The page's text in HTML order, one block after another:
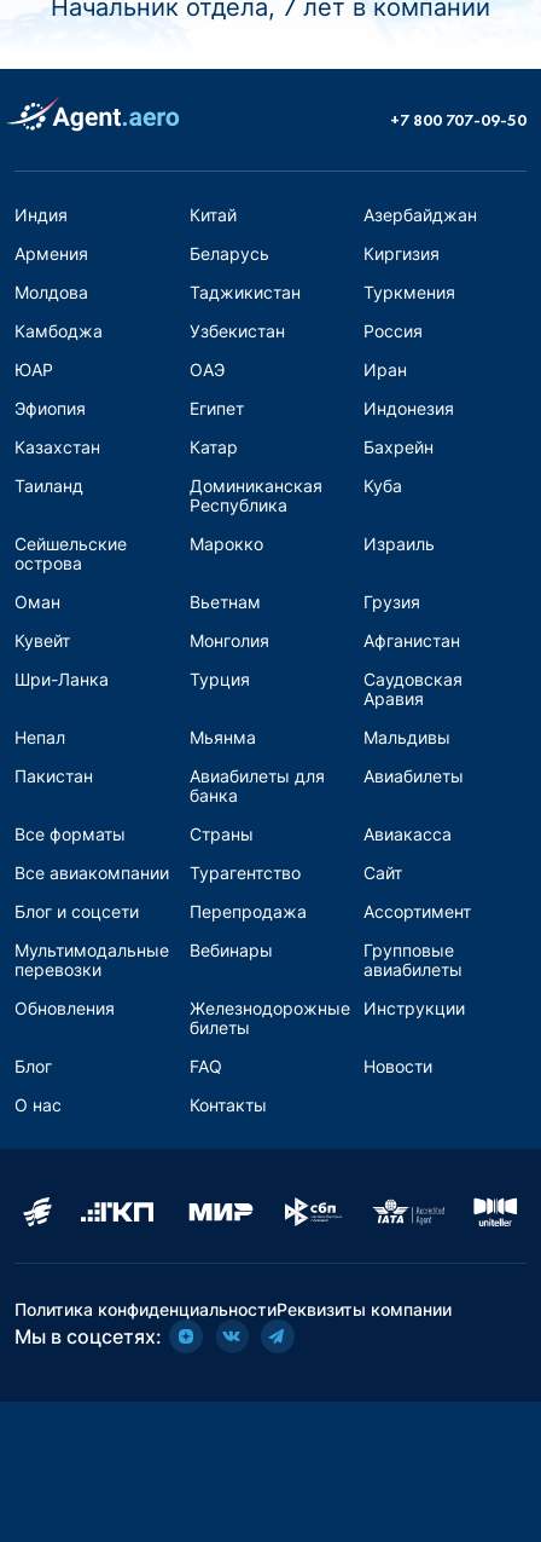
Начальник отдела, 7 лет в компании
+7 800 707-09-50
Индия Китай
Азербайджан
Армения
Беларусь
Киргизия
Молдова
Таджикистан
Туркмения
Камбоджа
Узбекистан
Россия
ЮАР
ОАЭ
Иран
Эфиопия
Египет
Индонезия
Казахстан
Катар
Бахрейн
Таиланд
Доминиканская
Республика
Куба
Сейшельские
острова
Марокко Израиль
Оман Вьетнам
Грузия
Кувейт
Монголия
Афганистан
Шри-Ланка
Турция
Саудовская
Аравия
Непал
Мьянма
Мальдивы
Пакистан
Авиабилеты для
банка
Авиабилеты
Все форматы Страны
Авиакасса
Все авиакомпании
Турагентство
Сайт
Блог и соцсети
Перепродажа
Ассортимент
Мультимодальные
перевозки
Вебинары
Групповые
авиабилеты
Обновления
Железнодорожные
билеты
Инструкции
Блог FAQ
Новости
О нас
Контакты
Политика конфиденциальностиРеквизиты компании
Мы в соцсетях: